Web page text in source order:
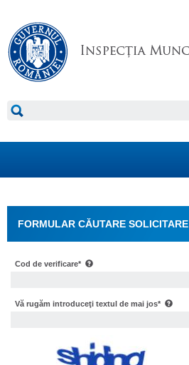
FORMULAR CĂUTARE SOLICITARE
Cod de verificare*
Vă rugăm introduceţi textul de mai jos*